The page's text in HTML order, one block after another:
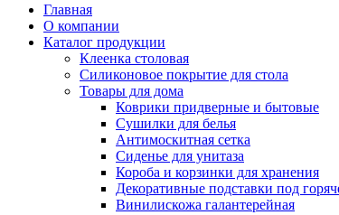
Главная
О компании
Каталог продукции
Клеенка столовая
Силиконовое покрытие для стола
Товары для дома
Коврики придверные и бытовые
Сушилки для белья
Антимоскитная сетка
Сиденье для унитаза
Короба и корзинки для хранения
Декоративные подставки под
Винилискожа галантерейная